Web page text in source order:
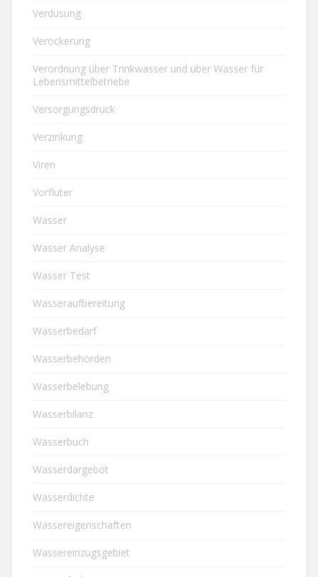
Verdüsung
Verockerung
Verordnung über Trinkwasser und über Wasser für
Lebensmittelbetriebe
Versorgungsdruck
Verzinkung
Viren
Vorfluter
Wasser
Wasser Analyse
Wasser Test
Wasseraufbereitung
Wasserbedarf
Wasserbehörden
Wasserbelebung
Wasserbilanz
Wasserbuch
Wasserdargebot
Wasserdichte
Wassereigenschaften
Wassereinzugsgebiet